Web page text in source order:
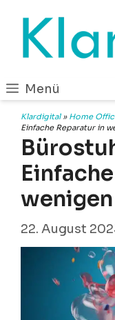
Inhalt
springen
Menü
Klardigital» Home
Einfache Reparatur in
22. August